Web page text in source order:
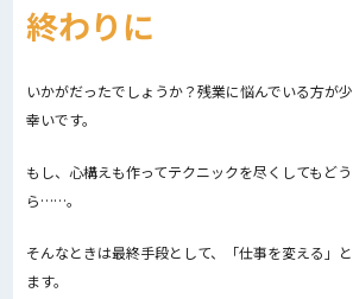
終わりに
いかがだったでしょうか？残業に悩んでいる方が
幸いです。
もし、心構えも作ってテクニックを尽くしてもど
ら……。
そんなときは最終手段として、「仕事を変える」
ます。